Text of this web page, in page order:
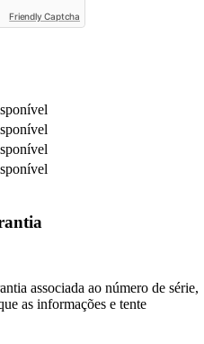
Friendly Captcha
associada ao número de série,
as informações e tente